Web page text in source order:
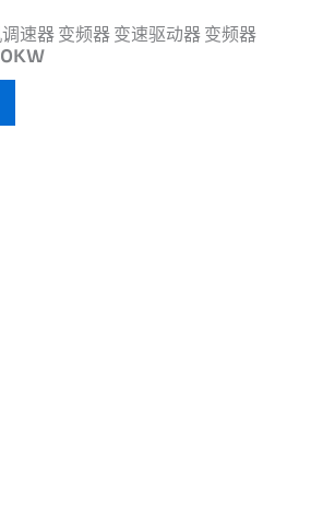
速器 变频器 变速驱动器 变频器